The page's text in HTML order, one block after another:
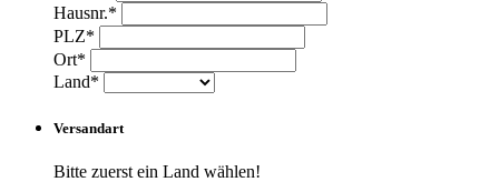
Hausnr.*
PLZ*
Ort*
Land*
Versandart
Bitte zuerst ein Land wählen!